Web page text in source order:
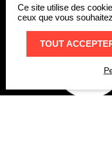
internet
Ce site utilise des
ceux que vous
TOUT